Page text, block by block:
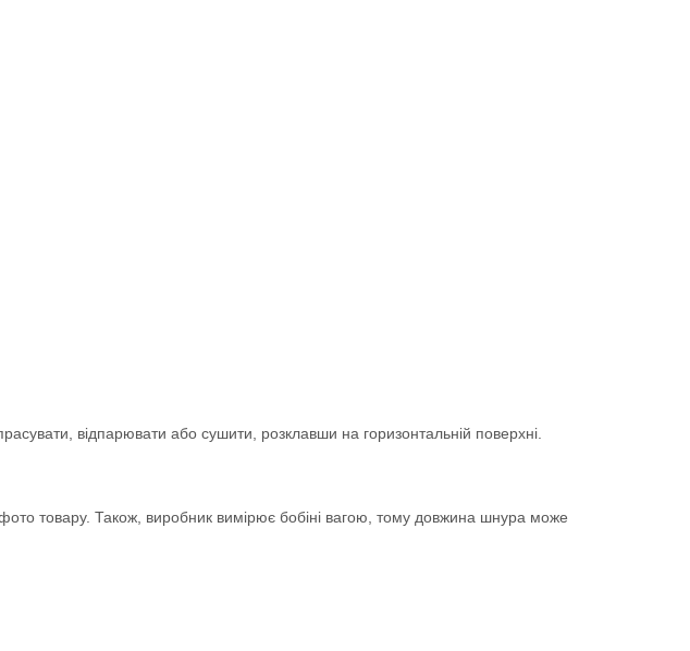
відпарювати або сушити, розклавши на горизонтальній поверхні.
товару. Також, виробник вимірює бобіні вагою, тому довжина шнура може